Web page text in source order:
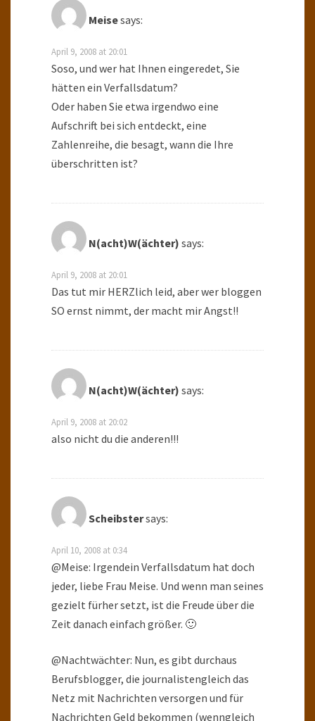
Meisesays:
April 9, 2008 at 20:01
Soso, und wer hat Ihnen eingeredet, Sie
hätten ein Verfallsdatum?
Oder haben Sie etwa irgendwo eine
Aufschrift bei sich entdeckt, eine
Zahlenreihe, die besagt, wann die Ihre
überschritten ist?
N(acht)W(ächter) says:
April 9, 2008 at 20:01
Das tut mir HERZlich leid, aber wer bloggen
SO ernst nimmt, der macht mir Angst!!
N(acht)W(ächter) says:
April 9, 2008 at 20:02
also nicht du die anderen!!!
Scheibstersays:
April 10, 2008 at 0:34
@Meise: Irgendein Verfallsdatum hat doch
jeder, liebe Frau Meise. Und wenn man seines
gezielt fürher setzt, ist die Freude über die
Zeit danach einfach größer. 🙂
@Nachtwächter: Nun, es gibt durchaus
Berufsblogger, die journalistengleich das
Netz mit Nachrichten versorgen und für
Nachrichten Geld bekommen (wenngleich